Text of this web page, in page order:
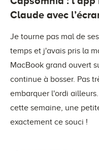
Claude avec
Je tourne pas mal de
temps et j'avais pris la
MacBook grand ouvert
continue à bosser. Pas
embarquer l'ordi
cette semaine, une
exactement ce souci !